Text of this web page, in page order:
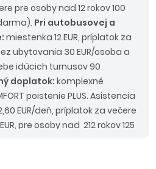
pre osoby nad 12 rokov 100
Pri autobusovej a
miestenka 12 EUR, príplatok za
ubytovania 30 EUR/osoba a
idúcich turnusov 90
doplatok: komplexné
poistenie PLUS. Asistencia
EUR/deň, príplatok za večere
pre osoby nad 212 rokov 125